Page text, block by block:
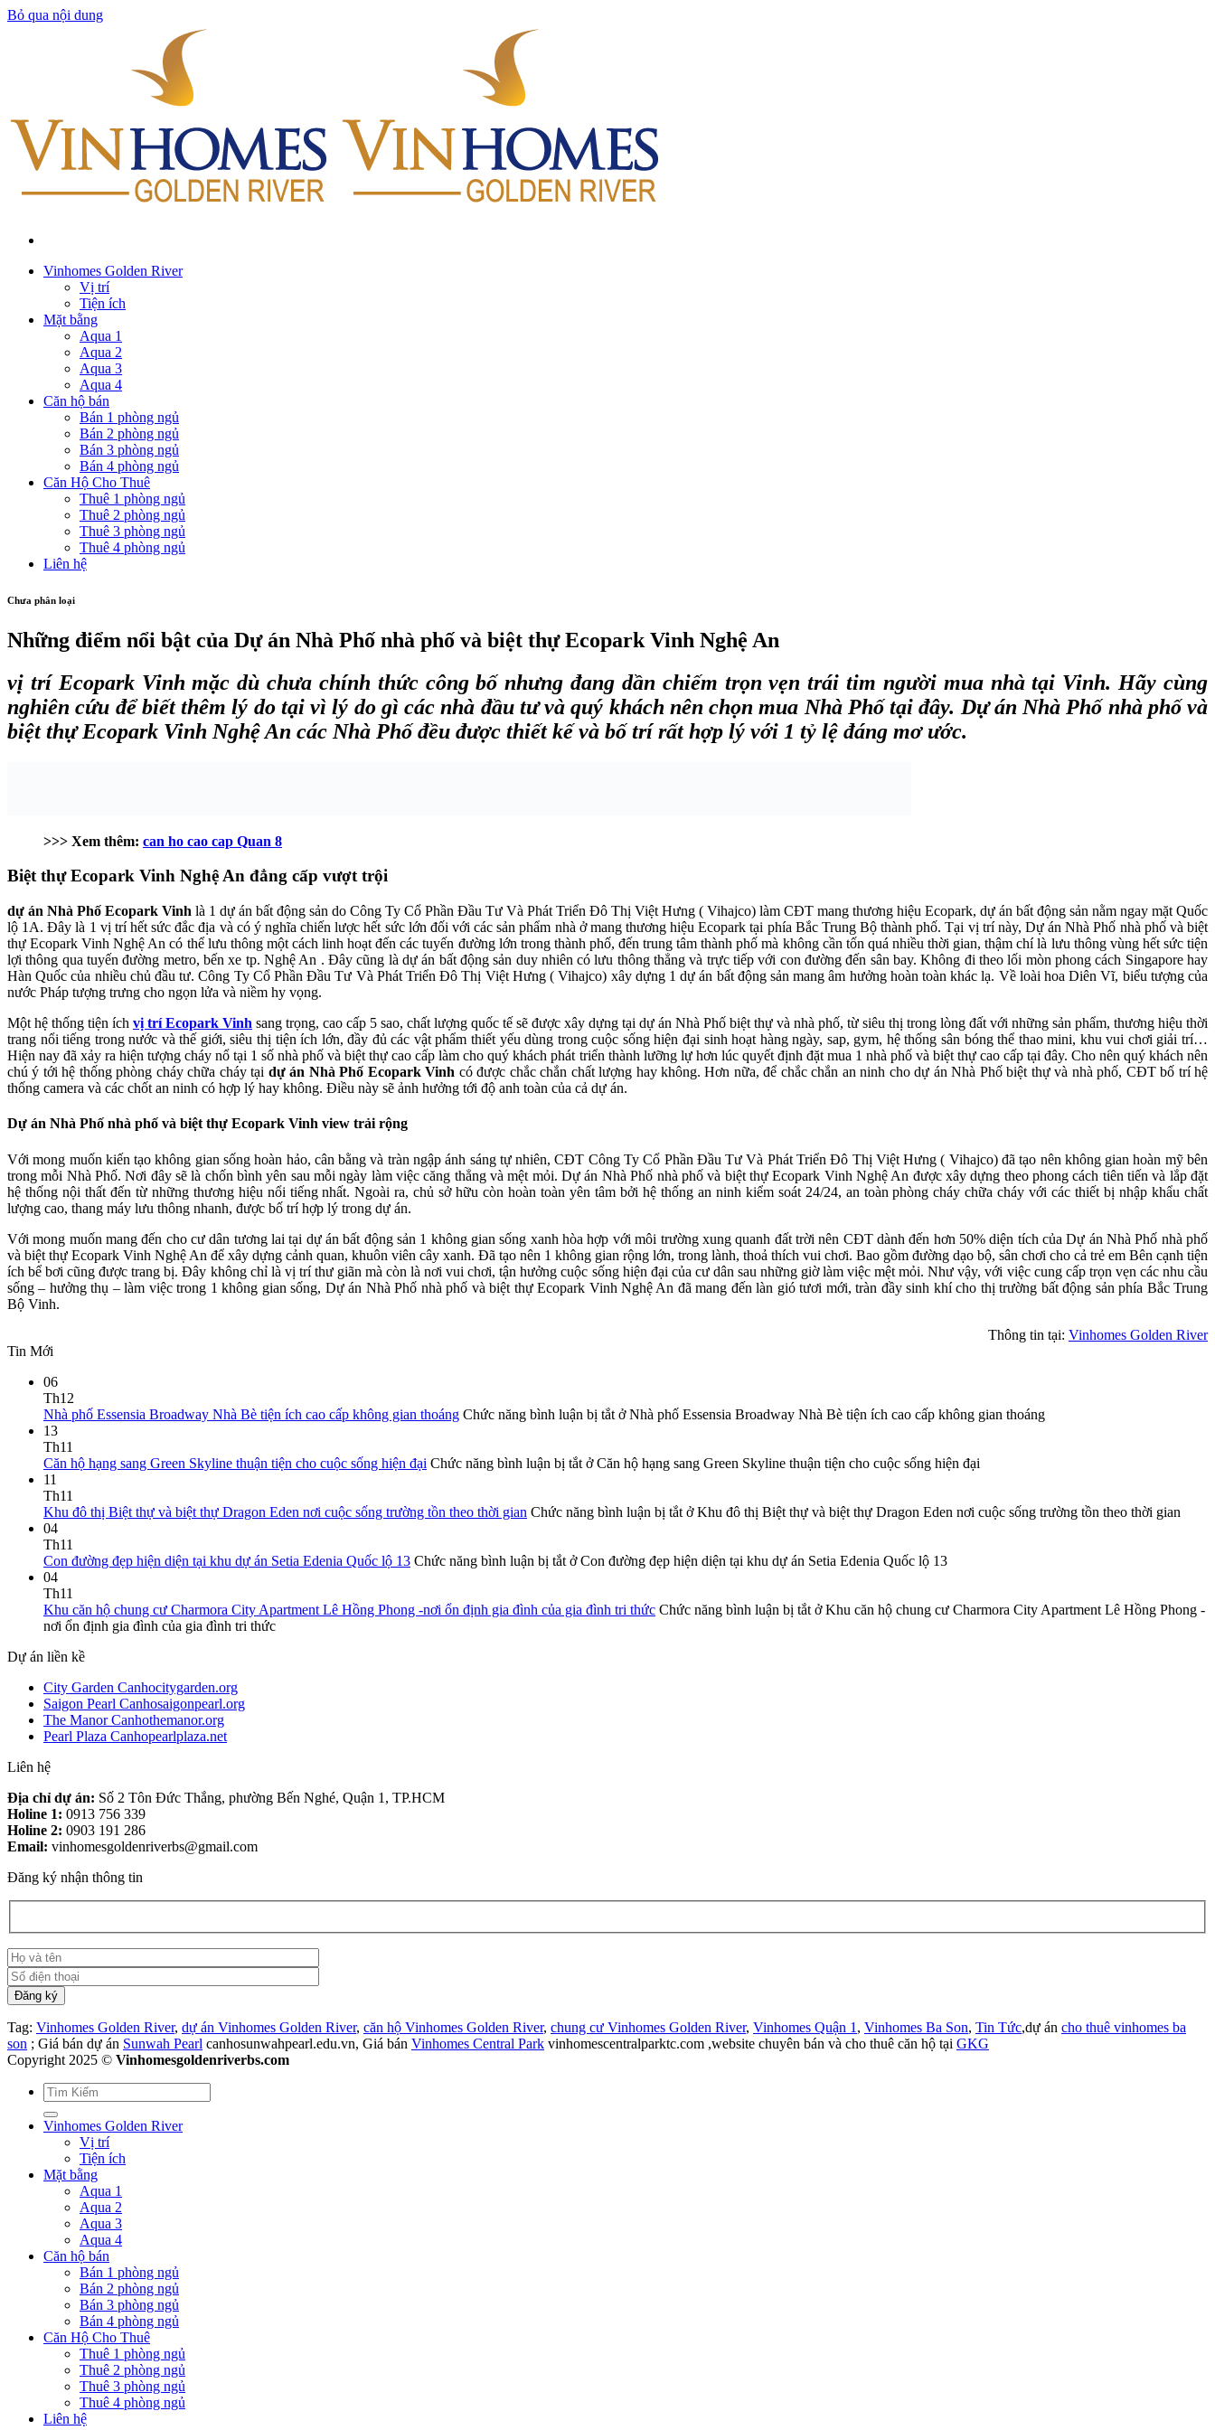
Bỏ qua nội dung
Vinhomes Golden River
Vị trí
Tiện ích
Mặt bằng
Aqua 1
Aqua 2
Aqua 3
Aqua 4
Căn hộ bán
Bán 1 phòng ngủ
Bán 2 phòng ngủ
Bán 3 phòng ngủ
Bán 4 phòng ngủ
Căn Hộ Cho Thuê
Thuê 1 phòng ngủ
Thuê 2 phòng ngủ
Thuê 3 phòng ngủ
Thuê 4 phòng ngủ
Liên hệ
Chưa phân loại
Những điểm nổi bật của Dự án Nhà Phố nhà phố và biệt thự Ecopark Vinh Nghệ An
vị trí Ecopark Vinh mặc dù chưa chính thức công bố nhưng đang dần chiếm trọn vẹn trái tim người mua nhà tại Vinh. Hãy cùng
nghiên cứu để biết thêm lý do tại vì lý do gì các nhà đầu tư và quý khách nên chọn mua Nhà Phố tại đây. Dự án Nhà Phố nhà phố và
biệt thự Ecopark Vinh Nghệ An các Nhà Phố đều được thiết kế và bố trí rất hợp lý với 1 tỷ lệ đáng mơ ước.
>>> Xem thêm: can ho cao cap Quan 8
Biệt thự Ecopark Vinh Nghệ An đẳng cấp vượt trội
dự án Nhà Phố Ecopark Vinh là 1 dự án bất động sản do Công Ty Cổ Phần Đầu Tư Và Phát Triển Đô Thị Việt Hưng ( Vihajco) làm CĐT mang thương hiệu Ecopark, dự án bất động sản nằm ngay mặt Quốc
lộ 1A. Đây là 1 vị trí hết sức đắc địa và có ý nghĩa chiến lược hết sức lớn đối với các sản phẩm nhà ở mang thương hiệu Ecopark tại phía Bắc Trung Bộ thành phố. Tại vị trí này, Dự án Nhà Phố nhà phố và biệt
thự Ecopark Vinh Nghệ An có thể lưu thông một cách linh hoạt đến các tuyến đường lớn trong thành phố, đến trung tâm thành phố mà không cần tốn quá nhiều thời gian, thậm chí là lưu thông vùng hết sức tiện
lợi thông qua tuyến đường metro, bến xe tp. Nghệ An . Đây cũng là dự án bất động sản duy nhiên có lưu thông thẳng và trực tiếp với con đường đến sân bay. Không đi theo lối mòn phong cách Singapore hay
Hàn Quốc của nhiều chủ đầu tư. Công Ty Cổ Phần Đầu Tư Và Phát Triển Đô Thị Việt Hưng ( Vihajco) xây dựng 1 dự án bất động sản mang âm hưởng hoàn toàn khác lạ. Về loài hoa Diên Vĩ, biểu tượng của
nước Pháp tượng trưng cho ngọn lửa và niềm hy vọng.
Một hệ thống tiện ích vị trí Ecopark Vinh sang trọng, cao cấp 5 sao, chất lượng quốc tế sẽ được xây dựng tại dự án Nhà Phố biệt thự và nhà phố, từ siêu thị trong lòng đất với những sản phẩm, thương hiệu thời
trang nổi tiếng trong nước và thế giới, siêu thị tiện ích lớn, đầy đủ các vật phẩm thiết yếu dùng trong cuộc sống hiện đại sinh hoạt hàng ngày, sap, gym, hệ thống sân bóng thể thao mini, khu vui chơi giải trí…
Hiện nay đã xảy ra hiện tượng cháy nổ tại 1 số nhà phố và biệt thự cao cấp làm cho quý khách phát triển thành lưỡng lự hơn lúc quyết định đặt mua 1 nhà phố và biệt thự cao cấp tại đây. Cho nên quý khách nên
chú ý tới hệ thống phòng cháy chữa cháy tại dự án Nhà Phố Ecopark Vinh có được chắc chắn chất lượng hay không. Hơn nữa, để chắc chắn an ninh cho dự án Nhà Phố biệt thự và nhà phố, CĐT bố trí hệ
thống camera và các chốt an ninh có hợp lý hay không. Điều này sẽ ảnh hưởng tới độ anh toàn của cả dự án.
Dự án Nhà Phố nhà phố và biệt thự Ecopark Vinh view trải rộng
Với mong muốn kiến tạo không gian sống hoàn hảo, cân bằng và tràn ngập ánh sáng tự nhiên, CĐT Công Ty Cổ Phần Đầu Tư Và Phát Triển Đô Thị Việt Hưng ( Vihajco) đã tạo nên không gian hoàn mỹ bên
trong mỗi Nhà Phố. Nơi đây sẽ là chốn bình yên sau mỗi ngày làm việc căng thẳng và mệt mỏi. Dự án Nhà Phố nhà phố và biệt thự Ecopark Vinh Nghệ An được xây dựng theo phong cách tiên tiến và lắp đặt
hệ thống nội thất đến từ những thương hiệu nổi tiếng nhất. Ngoài ra, chủ sở hữu còn hoàn toàn yên tâm bởi hệ thống an ninh kiểm soát 24/24, an toàn phòng cháy chữa cháy với các thiết bị nhập khẩu chất
lượng cao, thang máy lưu thông nhanh, được bố trí hợp lý trong dự án.
Với mong muốn mang đến cho cư dân tương lai tại dự án bất động sản 1 không gian sống xanh hòa hợp với môi trường xung quanh đất trời nên CĐT dành đến hơn 50% diện tích của Dự án Nhà Phố nhà phố
và biệt thự Ecopark Vinh Nghệ An để xây dựng cảnh quan, khuôn viên cây xanh. Đã tạo nên 1 không gian rộng lớn, trong lành, thoả thích vui chơi. Bao gồm đường dạo bộ, sân chơi cho cả trẻ em Bên cạnh tiện
ích bể bơi cũng được trang bị. Đây không chỉ là vị trí thư giãn mà còn là nơi vui chơi, tận hưởng cuộc sống hiện đại của cư dân sau những giờ làm việc mệt mỏi. Như vậy, với việc cung cấp trọn vẹn các nhu cầu
sống – hưởng thụ – làm việc trong 1 không gian sống, Dự án Nhà Phố nhà phố và biệt thự Ecopark Vinh Nghệ An đã mang đến làn gió tươi mới, tràn đầy sinh khí cho thị trường bất động sản phía Bắc Trung
Bộ Vinh.
Thông tin tại: Vinhomes Golden River
Tin Mới
06
Th12
Nhà phố Essensia Broadway Nhà Bè tiện ích cao cấp không gian thoáng Chức năng bình luận bị tắt ở Nhà phố Essensia Broadway Nhà Bè tiện ích cao cấp không gian thoáng
13
Th11
Căn hộ hạng sang Green Skyline thuận tiện cho cuộc sống hiện đại Chức năng bình luận bị tắt ở Căn hộ hạng sang Green Skyline thuận tiện cho cuộc sống hiện đại
11
Th11
Khu đô thị Biệt thự và biệt thự Dragon Eden nơi cuộc sống trường tồn theo thời gian Chức năng bình luận bị tắt ở Khu đô thị Biệt thự và biệt thự Dragon Eden nơi cuộc sống trường tồn theo thời gian
04
Th11
Con đường đẹp hiện diện tại khu dự án Setia Edenia Quốc lộ 13 Chức năng bình luận bị tắt ở Con đường đẹp hiện diện tại khu dự án Setia Edenia Quốc lộ 13
04
Th11
Khu căn hộ chung cư Charmora City Apartment Lê Hồng Phong -nơi ổn định gia đình của gia đình tri thức Chức năng bình luận bị tắt ở Khu căn hộ chung cư Charmora City Apartment Lê Hồng Phong -
nơi ổn định gia đình của gia đình tri thức
Dự án liền kề
City Garden Canhocitygarden.org
Saigon Pearl Canhosaigonpearl.org
The Manor Canhothemanor.org
Pearl Plaza Canhopearlplaza.net
Liên hệ
Địa chỉ dự án: Số 2 Tôn Đức Thắng, phường Bến Nghé, Quận 1, TP.HCM
Holine 1: 0913 756 339
Holine 2: 0903 191 286
Email: vinhomesgoldenriverbs@gmail.com
Đăng ký nhận thông tin
Tag: Vinhomes Golden River, dự án Vinhomes Golden River, căn hộ Vinhomes Golden River, chung cư Vinhomes Golden River, Vinhomes Quận 1 , Vinhomes Ba Son, Tin Tức,dự án cho thuê vinhomes ba
son ; Giá bán dự án Sunwah Pearl canhosunwahpearl.edu.vn, Giá bán Vinhomes Central Park vinhomescentralparktc.com ,website chuyên bán và cho thuê căn hộ tại GKG
Copyright 2025 © Vinhomesgoldenriverbs.com
Vinhomes Golden River
Vị trí
Tiện ích
Mặt bằng
Aqua 1
Aqua 2
Aqua 3
Aqua 4
Căn hộ bán
Bán 1 phòng ngủ
Bán 2 phòng ngủ
Bán 3 phòng ngủ
Bán 4 phòng ngủ
Căn Hộ Cho Thuê
Thuê 1 phòng ngủ
Thuê 2 phòng ngủ
Thuê 3 phòng ngủ
Thuê 4 phòng ngủ
Liên hệ